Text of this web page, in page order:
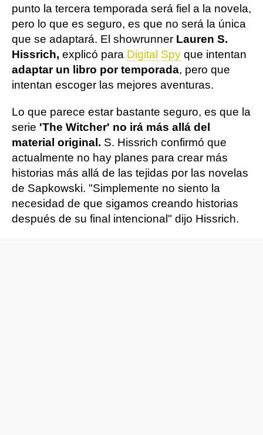
punto la tercera temporada será fiel a la novela,
pero lo que es seguro, es que no será la única
que se adaptará. El showrunner Lauren S.
Hissrich, explicó para Digital Spy que intentan
adaptar un libro por temporada, pero que
intentan escoger las mejores aventuras.
Lo que parece estar bastante seguro, es que la
serie 'The Witcher' no irá más allá del
material original. S. Hissrich confirmó que
actualmente no hay planes para crear más
historias más allá de las tejidas por las novelas
de Sapkowski. "Simplemente no siento la
necesidad de que sigamos creando historias
después de su final intencional" dijo Hissrich.